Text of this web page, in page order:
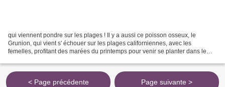
qui viennent pondre sur les plages ! Il y a aussi ce poisson osseux, le
Grunion, qui vient s' échouer sur les plages californiennes, avec les
femelles, profitant des marées du printemps pour venir se planter dans le
< Page précédente Page suivante >